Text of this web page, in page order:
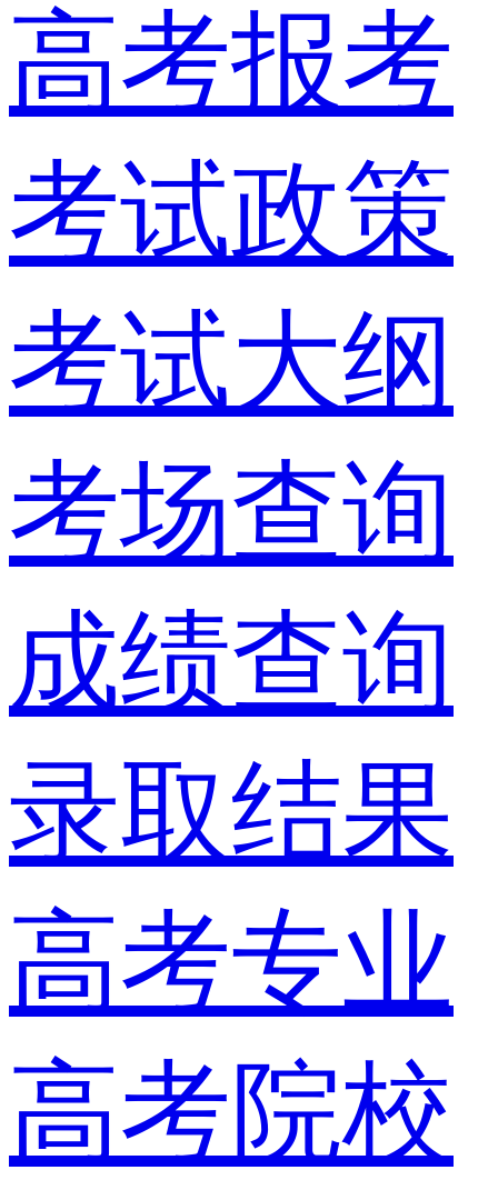
高考报考
考试政策
考试大纲
考场查询
成绩查询
录取结果
高考专业
高考院校